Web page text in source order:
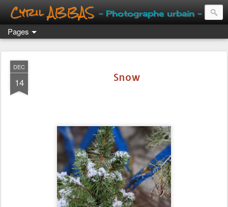
Cyril ABBAS - Photographe urbain -
Pages
DEC
14 Snow